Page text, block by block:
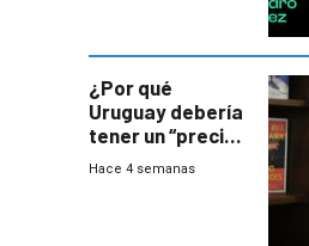
¿Por qué
Uruguay debería
tener un “precio
único” en los
Hace 4 semanas